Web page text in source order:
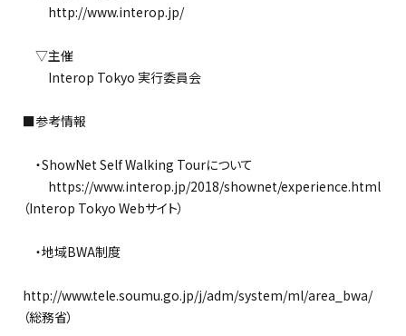
http://www.interop.jp/
▽主催
Interop Tokyo 実行委員会
■参考情報
・ShowNet Self Walking Tourについて
https://www.interop.jp/2018/shownet/experience.html
（Interop Tokyo Webサイト）
・地域BWA制度
http://www.tele.soumu.go.jp/j/adm/system/ml/area_bwa/
（総務省）